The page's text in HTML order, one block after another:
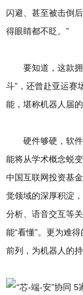
闪避、甚至被击倒
得眼睛都不眨。”
要知道，这款
斗”，还曾赴亚运赛
能，堪称机器人届的
硬件够硬，软
能将从学术概念蜕
中国互联网投资基
觉领域的深厚积淀
分析、语音交互等
能“看懂”。更为难
前列，为机器人的